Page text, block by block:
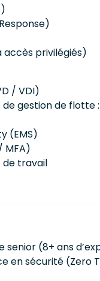
accès privilégiés)
/ VDI)
gestion de flotte
(EMS)
MFA)
de travail
(8+ ans
en sécurité (Zero